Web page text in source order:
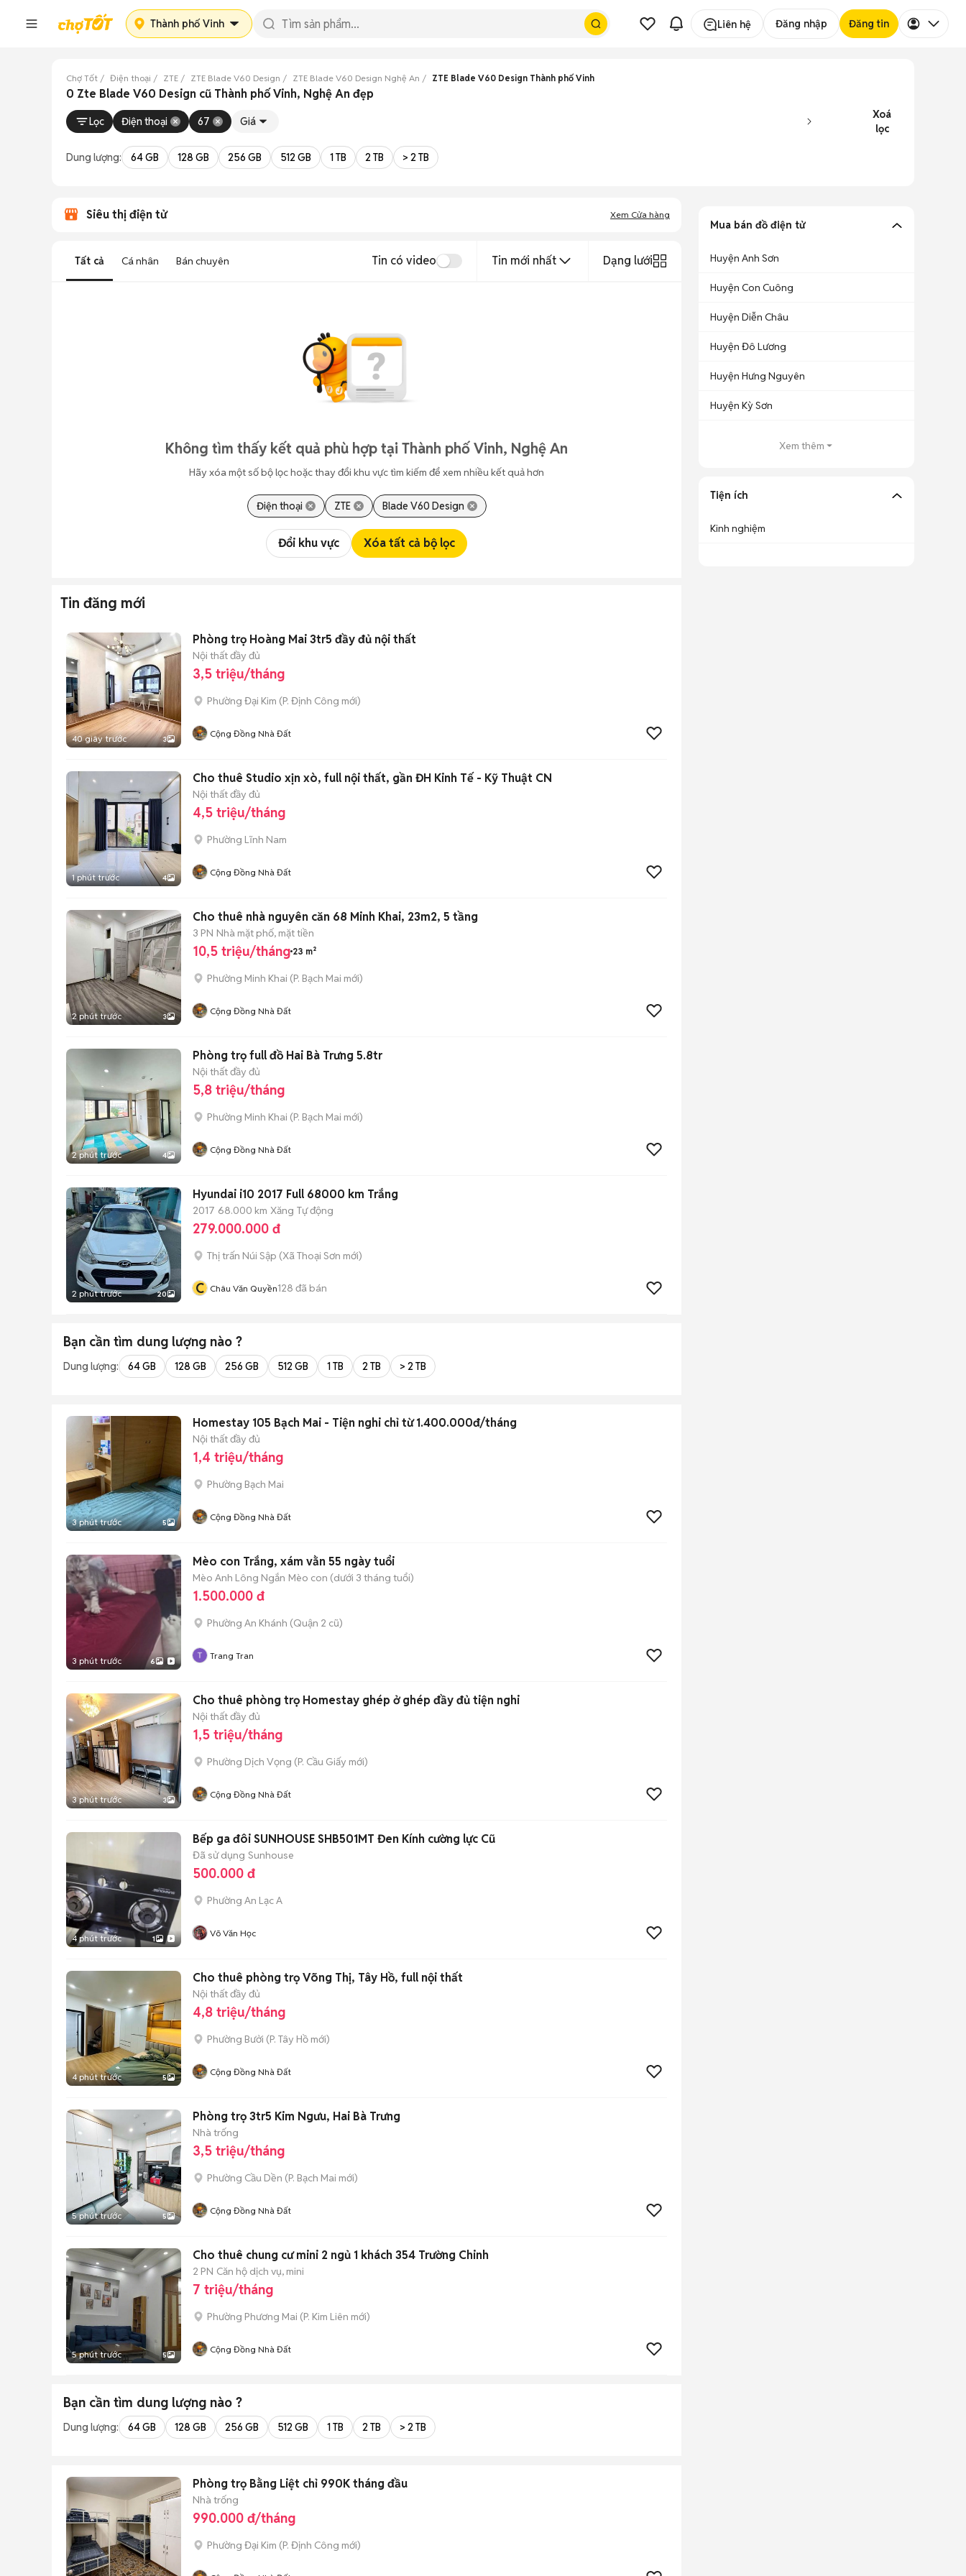
Thành phố Vinh Liên hệ Đăng nhập Đăng tin
Chợ Tốt Điện thoại ZTE ZTE Blade V60 Design ZTE Blade V60 Design Nghệ An ZTE Blade V60 Design Thành phố Vinh
0 Zte Blade V60 Design cũ Thành phố Vinh, Nghệ An đẹp
Lọc Điện thoại 67 Giá
Xoá
lọc
Dung lượng: 64 GB 128 GB 256 GB 512 GB 1 TB 2 TB > 2 TB
Siêu thị điện tử Xem Cửa hàng
Tất cả Cá nhân Bán chuyên Tin có video Tin mới nhất Dạng lưới
Không tìm thấy kết quả phù hợp tại Thành phố Vinh, Nghệ An
Hãy xóa một số bộ lọc hoặc thay đổi khu vực tìm kiếm để xem nhiều kết quả hơn
Điện thoại ZTE Blade V60 Design
Đổi khu vực Xóa tất cả bộ lọc
Tin đăng mới
40 giây trước 3
Phòng trọ Hoàng Mai 3tr5 đầy đủ nội thất
Nội thất đầy đủ
3,5 triệu/tháng
Phường Đại Kim (P. Định Công mới)
Cộng Đồng Nhà Đất
1 phút trước 4
Cho thuê Studio xịn xò, full nội thất, gần ĐH Kinh Tế - Kỹ Thuật CN
Nội thất đầy đủ
4,5 triệu/tháng
Phường Lĩnh Nam
Cộng Đồng Nhà Đất
2 phút trước 3
Cho thuê nhà nguyên căn 68 Minh Khai, 23m2, 5 tầng
3 PN Nhà mặt phố, mặt tiền
10,5 triệu/tháng 23 m²
Phường Minh Khai (P. Bạch Mai mới)
Cộng Đồng Nhà Đất
2 phút trước 4
Phòng trọ full đồ Hai Bà Trưng 5.8tr
Nội thất đầy đủ
5,8 triệu/tháng
Phường Minh Khai (P. Bạch Mai mới)
Cộng Đồng Nhà Đất
2 phút trước 20
Hyundai i10 2017 Full 68000 km Trắng
2017 68.000 km Xăng Tự động
279.000.000 đ
Thị trấn Núi Sập (Xã Thoại Sơn mới)
C Châu Văn Quyền128 đã bán
Bạn cần tìm dung lượng nào ?
Dung lượng: 64 GB 128 GB 256 GB 512 GB 1 TB 2 TB > 2 TB
3 phút trước 5
Homestay 105 Bạch Mai - Tiện nghi chỉ từ 1.400.000đ/tháng
Nội thất đầy đủ
1,4 triệu/tháng
Phường Bạch Mai
Cộng Đồng Nhà Đất
3 phút trước 6
Mèo con Trắng, xám vằn 55 ngày tuổi
Mèo Anh Lông Ngắn Mèo con (dưới 3 tháng tuổi)
1.500.000 đ
Phường An Khánh (Quận 2 cũ)
Trang Tran
3 phút trước 3
Cho thuê phòng trọ Homestay ghép ở ghép đầy đủ tiện nghi
Nội thất đầy đủ
1,5 triệu/tháng
Phường Dịch Vọng (P. Cầu Giấy mới)
Cộng Đồng Nhà Đất
4 phút trước 1
Bếp ga đôi SUNHOUSE SHB501MT Đen Kính cường lực Cũ
Đã sử dụng Sunhouse
500.000 đ
Phường An Lạc A
Võ Văn Học
4 phút trước 5
Cho thuê phòng trọ Võng Thị, Tây Hồ, full nội thất
Nội thất đầy đủ
4,8 triệu/tháng
Phường Bưởi (P. Tây Hồ mới)
Cộng Đồng Nhà Đất
5 phút trước 5
Phòng trọ 3tr5 Kim Ngưu, Hai Bà Trưng
Nhà trống
3,5 triệu/tháng
Phường Cầu Dền (P. Bạch Mai mới)
Cộng Đồng Nhà Đất
5 phút trước 5
Cho thuê chung cư mini 2 ngủ 1 khách 354 Trường Chinh
2 PN Căn hộ dịch vụ, mini
7 triệu/tháng
Phường Phương Mai (P. Kim Liên mới)
Cộng Đồng Nhà Đất
Bạn cần tìm dung lượng nào ?
Dung lượng: 64 GB 128 GB 256 GB 512 GB 1 TB 2 TB > 2 TB
Phòng trọ Bằng Liệt chỉ 990K tháng đầu
Nhà trống
990.000 đ/tháng
Phường Đại Kim (P. Định Công mới)
Mua bán đồ điện tử
Huyện Anh Sơn
Huyện Con Cuông
Huyện Diễn Châu
Huyện Đô Lương
Huyện Hưng Nguyên
Huyện Kỳ Sơn
Xem thêm
Tiện ích
Kinh nghiệm